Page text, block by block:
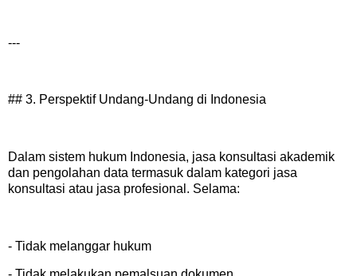
---
## 3. Perspektif Undang-Undang di Indonesia
Dalam sistem hukum Indonesia, jasa konsultasi akademik
dan pengolahan data termasuk dalam kategori jasa
konsultasi atau jasa profesional. Selama:
- Tidak melanggar hukum